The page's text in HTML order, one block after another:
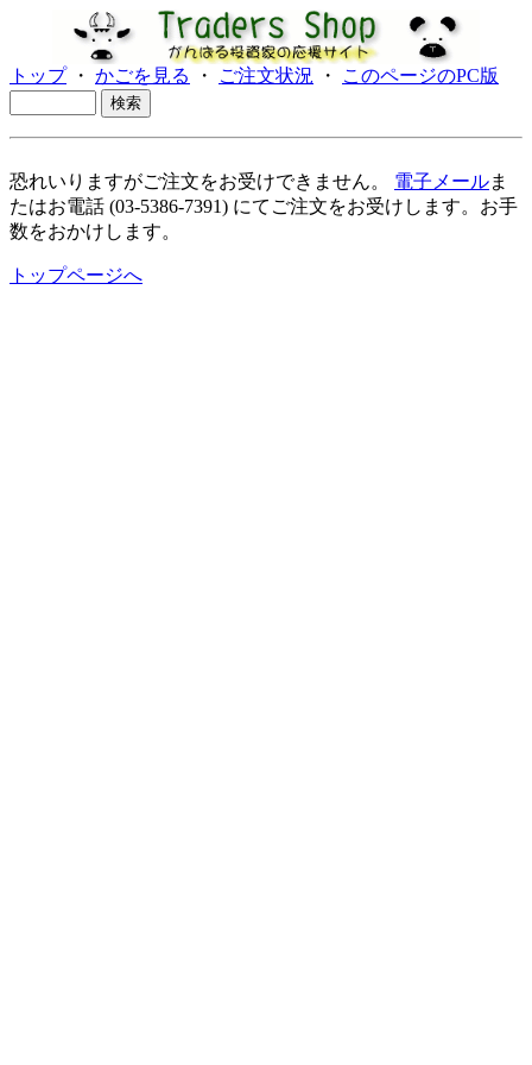
トップ・ かごを見る ・ ご注文状況 ・ このページのPC版
恐れいりますがご注文をお受けできません。 電子メールま
たはお電話 (03-5386-7391) にてご注文をお受けします。お手
数をおかけします。
トップページへ